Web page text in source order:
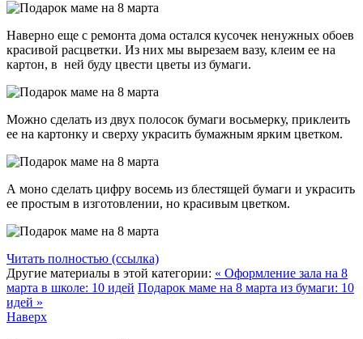
Наверно еще с ремонта дома остался кусочек ненужных обоев
красивой расцветки. Из них мы вырезаем вазу, клеим ее на
картон, в ней буду цвести цветы из бумаги.
Можно сделать из двух полосок бумаги восьмерку, приклеить
ее на картонку и сверху украсить бумажным ярким цветком.
А моно сделать цифру восемь из блестящей бумаги и украсить
ее простым в изготовлении, но красивым цветком.
Читать полностью (ссылка)
Другие материалы в этой категории: « Оформление зала на 8
марта в школе: 10 идей Подарок маме на 8 марта из бумаги: 10
идей »
Наверх